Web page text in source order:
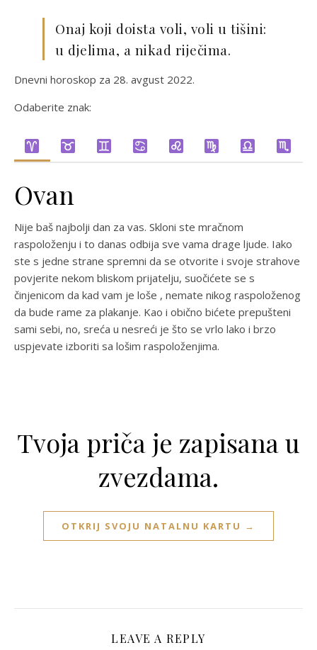
Onaj koji doista voli, voli u tišini:
u djelima, a nikad riječima.
Dnevni horoskop za 28. avgust 2022.
Odaberite znak:
Ovan
Nije baš najbolji dan za vas. Skloni ste mračnom
raspoloženju i to danas odbija sve vama drage ljude. Iako
ste s jedne strane spremni da se otvorite i svoje strahove
povjerite nekom bliskom prijatelju, suočićete se s
činjenicom da kad vam je loše , nemate nikog raspoloženog
da bude rame za plakanje. Kao i obično bićete prepušteni
sami sebi, no, sreća u nesreći je što se vrlo lako i brzo
uspjevate izboriti sa lošim raspoloženjima.
Tvoja priča je zapisana u
zvezdama.
OTKRIJ SVOJU NATALNU KARTU →
LEAVE A REPLY